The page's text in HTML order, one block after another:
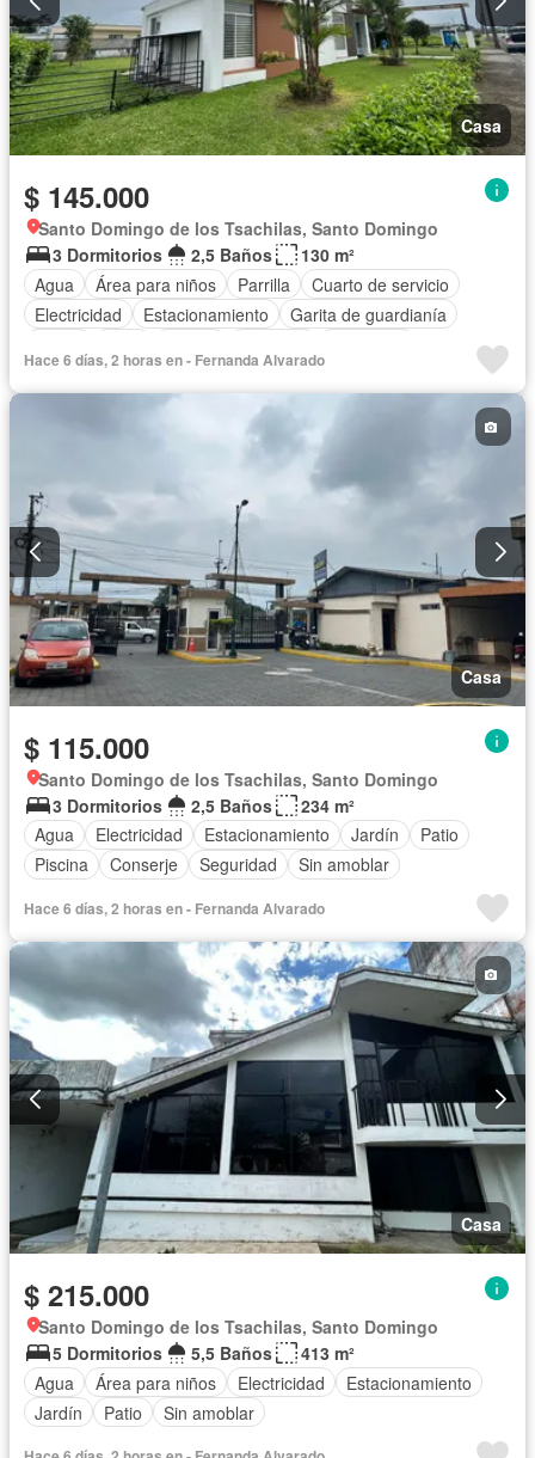
Casa
$ 145.000
Santo Domingo de los Tsachilas, Santo Domingo
3 Dormitorios
2,5 Baños
130 m²
Agua
Área para niños Parrilla
Cuarto de servicio
Electricidad
Estacionamiento
Garita de guardianía
Sin amoblar
Hace 6 días, 2 horas en - Fernanda Alvarado
Casa
$ 115.000
Santo Domingo de los Tsachilas, Santo Domingo
3 Dormitorios
2,5 Baños
234 m²
Agua
Electricidad Estacionamiento Jardín
Patio
Piscina
Conserje Seguridad Sin amoblar
Hace 6 días, 2 horas en - Fernanda Alvarado
Casa
$ 215.000
Santo Domingo de los Tsachilas, Santo Domingo
5 Dormitorios
5,5 Baños
413 m²
Agua
Área para niños Electricidad
Estacionamiento
Jardín
Patio Sin amoblar